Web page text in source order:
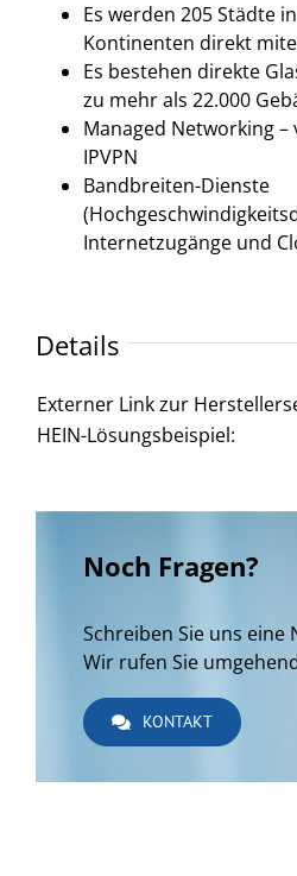
Es werden 205 Städte
Kontinenten direkt
Es bestehen direkte
zu mehr als 22.000
Managed Networking
IPVPN
Bandbreiten-Dienste
Internetzugänge und
Details
Externer Link zur
HEIN-Lösungsbeispiel:
Noch Fragen?
Schreiben Sie uns eine
Wir rufen Sie
KONTAKT